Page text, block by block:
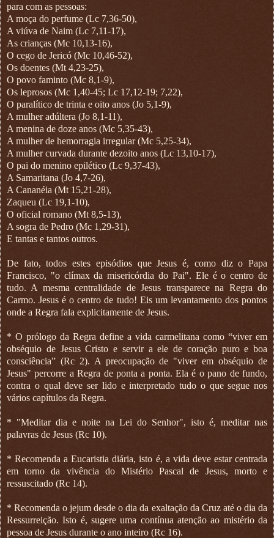
para com as pessoas:
A moça do perfume (Lc 7,36-50),
A viúva de Naim (Lc 7,11-17),
As crianças (Mc 10,13-16),
O cego de Jericó (Mc 10,46-52),
Os doentes (Mt 4,23-25),
O povo faminto (Mc 8,1-9),
Os leprosos (Mc 1,40-45; Lc 17,12-19; 7,22),
O paralítico de trinta e oito anos (Jo 5,1-9),
A mulher adúltera (Jo 8,1-11),
A menina de doze anos (Mc 5,35-43),
A mulher de hemorragia irregular (Mc 5,25-34),
A mulher curvada durante dezoito anos (Lc 13,10-17),
O pai do menino epilético (Lc 9,37-43),
A Samaritana (Jo 4,7-26),
A Cananéia (Mt 15,21-28),
Zaqueu (Lc 19,1-10),
O oficial romano (Mt 8,5-13),
A sogra de Pedro (Mc 1,29-31),
E tantas e tantos outros.
De fato, todos estes episódios que Jesus é, como diz o Papa
Francisco, "o clímax da misericórdia do Pai". Ele é o centro de
tudo. A mesma centralidade de Jesus transparece na Regra do
Carmo. Jesus é o centro de tudo! Eis um levantamento dos pontos
onde a Regra fala explicitamente de Jesus.
* O prólogo da Regra define a vida carmelitana como “viver em
obséquio de Jesus Cristo e servir a ele de coração puro e boa
consciência” (Rc 2). A preocupação de "viver em obséquio de
Jesus" percorre a Regra de ponta a ponta. Ela é o pano de fundo,
contra o qual deve ser lido e interpretado tudo o que segue nos
vários capítulos da Regra.
* "Meditar dia e noite na Lei do Senhor", isto é, meditar nas
palavras de Jesus (Rc 10).
* Recomenda a Eucaristia diária, isto é, a vida deve estar centrada
em torno da vivência do Mistério Pascal de Jesus, morto e
ressuscitado (Rc 14).
* Recomenda o jejum desde o dia da exaltação da Cruz até o dia da
Ressurreição. Isto é, sugere uma contínua atenção ao mistério da
pessoa de Jesus durante o ano inteiro (Rc 16).